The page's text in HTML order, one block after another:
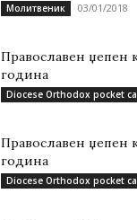
Молитвеник 03/01/2018
Православен џепен
година
Diocese Orthodox pocket
Православен џепен
година
Diocese Orthodox pocket